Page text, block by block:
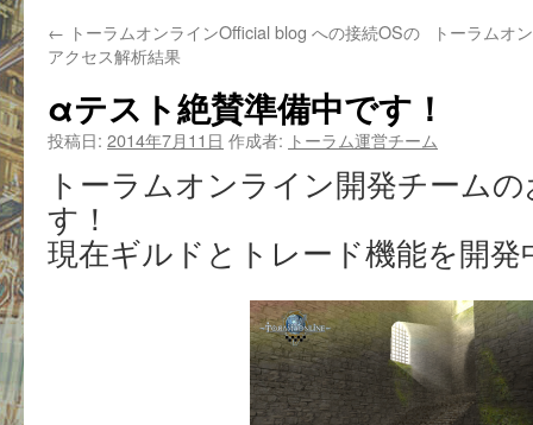
← トーラムオンラインOfficial blog への接続OSの
アクセス解析結果
トーラムオ
αテスト絶賛準備中です！
投稿日: 2014年7月11日 作成者: トーラム運営チーム
トーラムオンライン開発チーム
す！
現在ギルドとトレード機能を開発